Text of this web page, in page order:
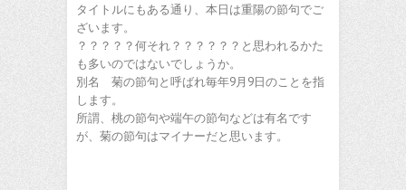
タイトルにもある通り、本日は重陽の節句でご
ざいます。
？？？？？何それ？？？？？？と思われるかた
も多いのではないでしょうか。
別名 菊の節句と呼ばれ毎年9月9日のことを指
します。
所謂、桃の節句や端午の節句などは有名です
が、菊の節句はマイナーだと思います。